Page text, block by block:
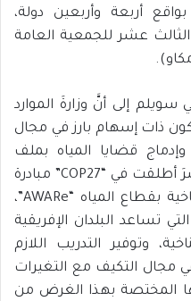
أربعة وأربعين دولة،
عشر للجمعية العامة
سويلم إلى أنَّ وزارةَ الموارد
ذات إسهام بارز في مجال
وإدماج قضايا المياه بملف
المناخ العالمي، خصوصًا وأنَّ مصرَ أطلقت في “COP27” مبادرة
دولية للتكيف مع التغيرات المناخية بقطاع المياه “AWARe”،
تساعد البلدان الإفريقية
وتوفير التدريب اللازم
مجال التكيف مع التغيرات
المختصة بهذا الغرض من